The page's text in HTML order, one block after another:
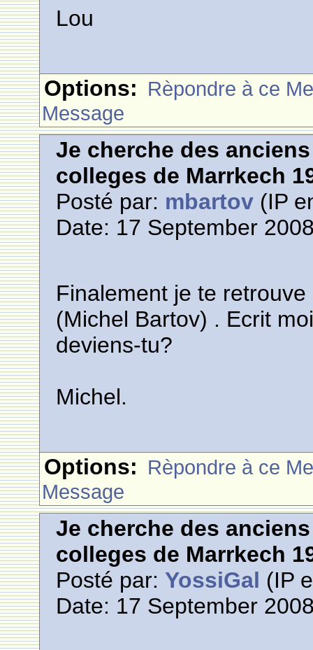
Lou
Options: Rèpondre à ce
Message
Je cherche des
colleges de Marrkech
Posté par: mbartov (IP
Date: 17 September
Finalement je te retrouve
(Michel Bartov) . Ecrit
deviens-tu?
Michel.
Options: Rèpondre à ce
Message
Je cherche des
colleges de Marrkech
Posté par: YossiGal (IP
Date: 17 September